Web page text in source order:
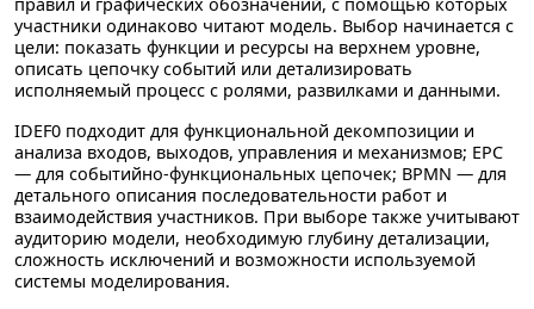
участники одинаково читают модель. Выбор начинается с
цели: показать функции и ресурсы на верхнем уровне,
описать цепочку событий или детализировать
исполняемый процесс с ролями, развилками и данными.
IDEF0 подходит для функциональной декомпозиции и
анализа входов, выходов, управления и механизмов; EPC
— для событийно-функциональных цепочек; BPMN — для
детального описания последовательности работ и
взаимодействия участников. При выборе также учитывают
аудиторию модели, необходимую глубину детализации,
сложность исключений и возможности используемой
системы моделирования.